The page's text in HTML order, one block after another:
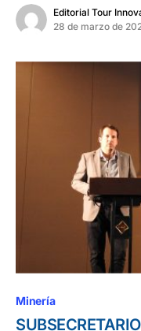
Editorial Tour
28 de marzo de
Minería